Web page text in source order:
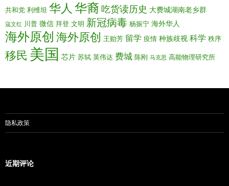
共和党 利维坦 华人 华裔 吃货读历史 大费城湖南老乡群
寇文红 川普 微信 拜登 文明 新冠病毒 杨振宁 海外华人
海外原创 海外原创 王贻芳 留学 疫情 种族歧视 科学 秩序
移民 美国 芯片 苏轼 英伟达 费城 陈刚 马克思 高能物理研究所
隐私政策
近期评论